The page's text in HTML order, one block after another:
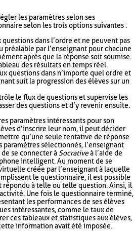
les paramètres selon ses
selon les trois options suivantes :
dans l’ordre et ne peuvent pas
par l’enseignant pour chacune
après que la réponse soit soumise.
des résultats en temps réel.
questions dans n’importe quel ordre et
suit la progression des élèves sur un
le flux de questions et supervise les
des questions et d’y revenir ensuite.
paramètres intéressants pour son
d’inscrire leur nom, il peut décider
qu’une seule tentative de réponse
paramètres sélectionnés, l’enseignant
se connecter àSocrativeà l’aide de
intelligent. Au moment de se
créée par l’enseignant à laquelle
le questionnaire, il est possible
répondu à telle ou telle question. Ainsi, il
Une fois le questionnaire terminé,
les performances de ses élèves
intéressantes, comme le taux de
ces tableaux et statistiques aux élèves,
information avait été imposée.